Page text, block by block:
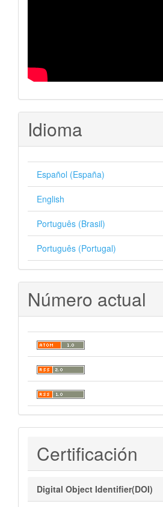
Idioma
Español (España)
English
Português (Brasil)
Português (Portugal)
Número actual
Certificaciones
Certificación
Digital Object Identifier(DOI)